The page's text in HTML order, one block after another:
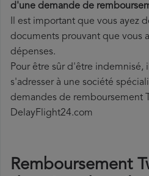
d'une demande de
Il est important que vous ayez
documents prouvant que vous
dépenses.
Pour être sûr d'être indemnisé,
s'adresser à une société
demandes de remboursement
DelayFlight24.com
Remboursement